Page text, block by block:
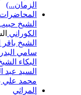
الزمان...)
المحاضرات
الشيخ
الكوراني
الشيخ
سامي
البكاء
السيد عبد
محمد علي
المراثي